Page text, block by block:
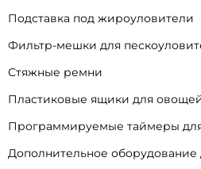
Подставка под жироуловители
Фильтр-мешки для
Стяжные ремни
Пластиковые ящики для
Программируемые таймеры
Дополнительное оборудование